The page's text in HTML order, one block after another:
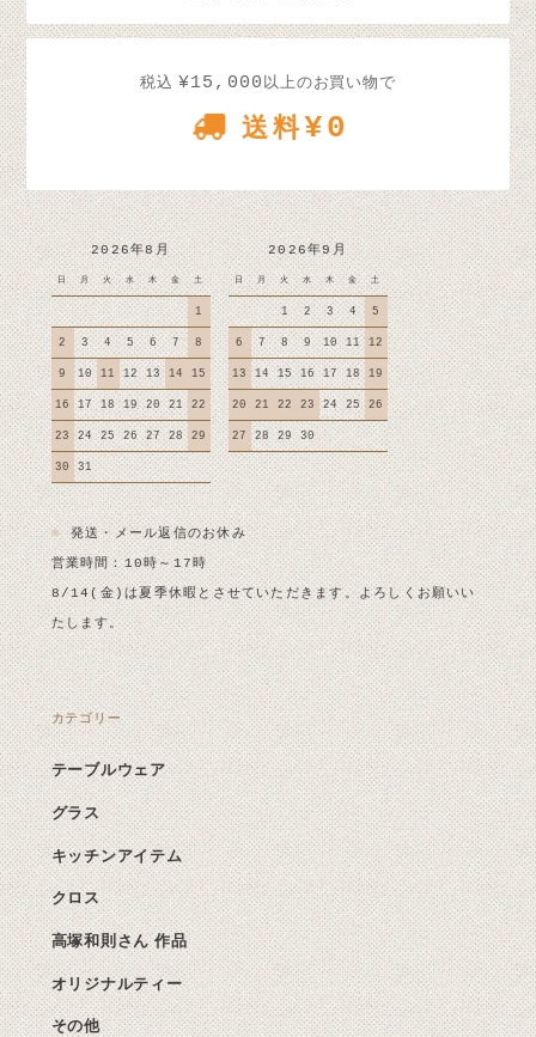
税込 ¥15,000 以上のお買い物で
送料¥0
2026年8月
日 月 火 水 木 金 土
1
2 3 4 5 6 7 8
9 10 11 12 13 14 15
16 17 18 19 20 21 22
23 24 25 26 27 28 29
30 31
2026年9月
日 月 火 水 木 金 土
1 2 3 4 5
6 7 8 9 10 11 12
13 14 15 16 17 18 19
20 21 22 23 24 25 26
27 28 29 30
■発送・メール返信のお休み
営業時間：10時～17時
8/14(金)は夏季休暇とさせていただきます。よろしくお願いい
たします。
カテゴリー
テーブルウェア
グラス
キッチンアイテム
クロス
高塚和則さん 作品
オリジナルティー
その他